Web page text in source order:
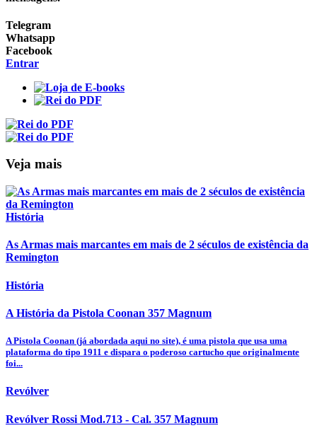
Telegram
Whatsapp
Facebook
Entrar
Veja mais
História
As Armas mais marcantes em mais de 2 séculos de existência da
Remington
História
A História da Pistola Coonan 357 Magnum
A Pistola Coonan (já abordada aqui no site), é uma pistola que usa uma
plataforma do tipo 1911 e dispara o poderoso cartucho que originalmente
foi...
Revólver
Revólver Rossi Mod.713 - Cal. 357 Magnum